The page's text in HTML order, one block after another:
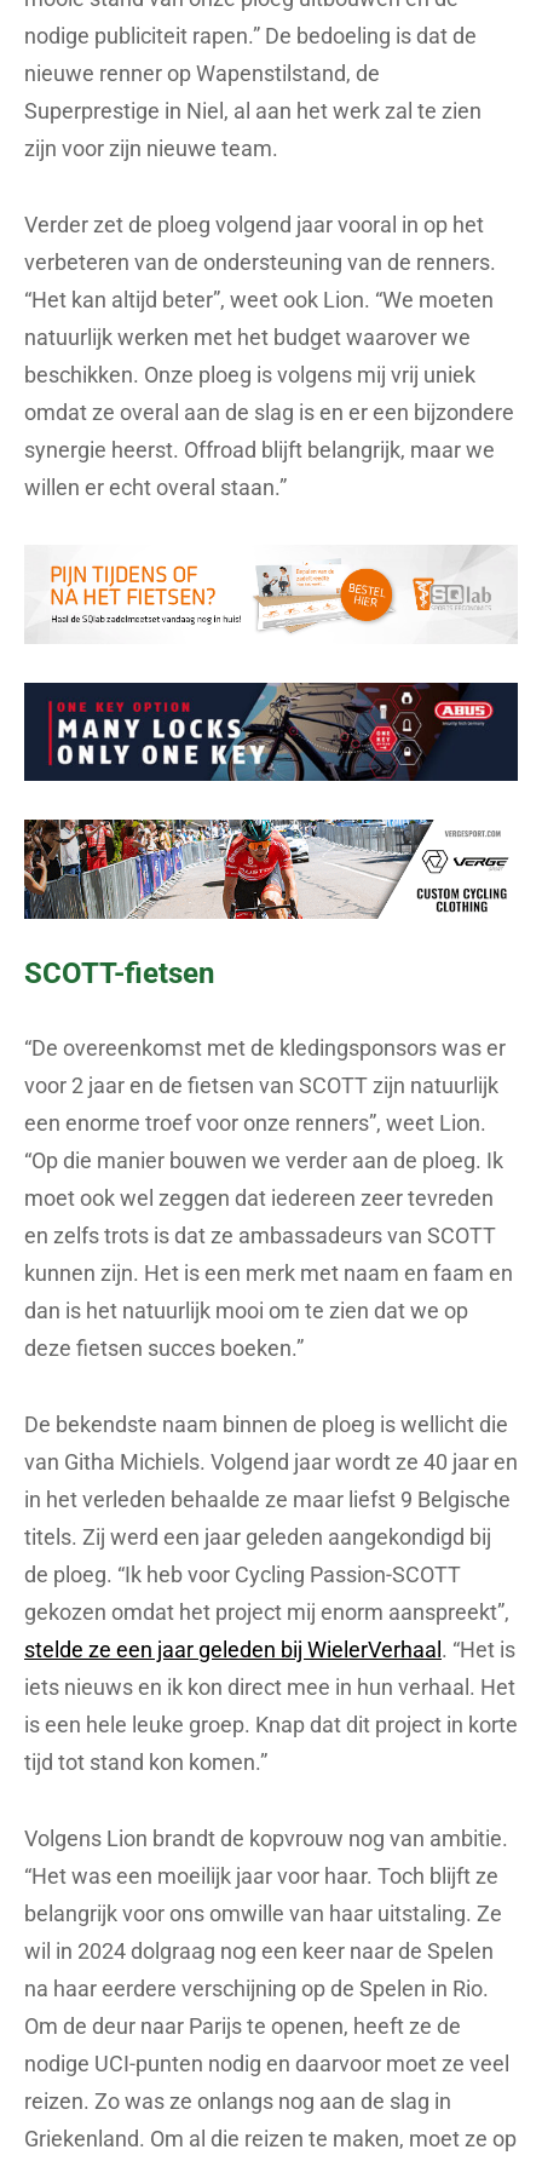
nodige publiciteit rapen.” De bedoeling is dat de
nieuwe renner op Wapenstilstand, de
Superprestige in Niel, al aan het werk zal te zien
zijn voor zijn nieuwe team.
Verder zet de ploeg volgend jaar vooral in op het
verbeteren van de ondersteuning van de renners.
“Het kan altijd beter”, weet ook Lion. “We moeten
natuurlijk werken met het budget waarover we
beschikken. Onze ploeg is volgens mij vrij uniek
omdat ze overal aan de slag is en er een bijzondere
synergie heerst. Offroad blijft belangrijk, maar we
willen er echt overal staan.”
SCOTT-fietsen
“De overeenkomst met de kledingsponsors was er
voor 2 jaar en de fietsen van SCOTT zijn natuurlijk
een enorme troef voor onze renners”, weet Lion.
“Op die manier bouwen we verder aan de ploeg. Ik
moet ook wel zeggen dat iedereen zeer tevreden
en zelfs trots is dat ze ambassadeurs van SCOTT
kunnen zijn. Het is een merk met naam en faam en
dan is het natuurlijk mooi om te zien dat we op
deze fietsen succes boeken.”
De bekendste naam binnen de ploeg is wellicht die
van Githa Michiels. Volgend jaar wordt ze 40 jaar en
in het verleden behaalde ze maar liefst 9 Belgische
titels. Zij werd een jaar geleden aangekondigd bij
de ploeg. “Ik heb voor Cycling Passion-SCOTT
gekozen omdat het project mij enorm aanspreekt”,
stelde ze een jaar geleden bij WielerVerhaal . “Het is
iets nieuws en ik kon direct mee in hun verhaal. Het
is een hele leuke groep. Knap dat dit project in korte
tijd tot stand kon komen.”
Volgens Lion brandt de kopvrouw nog van ambitie.
“Het was een moeilijk jaar voor haar. Toch blijft ze
belangrijk voor ons omwille van haar uitstaling. Ze
wil in 2024 dolgraag nog een keer naar de Spelen
na haar eerdere verschijning op de Spelen in Rio.
Om de deur naar Parijs te openen, heeft ze de
nodige UCI-punten nodig en daarvoor moet ze veel
reizen. Zo was ze onlangs nog aan de slag in
Griekenland. Om al die reizen te maken, moet ze op